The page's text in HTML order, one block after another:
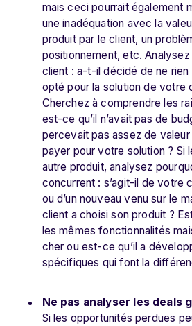
mais ceci pourrait également
une inadéquation avec la
produit par le client, un
positionnement, etc.
client : a-t-il décidé de ne rien
opté pour la solution de votre
Cherchez à comprendre les
est-ce qu’il n’avait pas de
percevait pas assez de
payer pour votre solution ? Si
autre produit, analysez
concurrent : s’agit-il de votre
ou d’un nouveau venu sur le
client a choisi son produit ?
les mêmes fonctionnalités
cher ou est-ce qu’il a
spécifiques qui font la
Ne pas analyser les deals
Si les opportunités perdues